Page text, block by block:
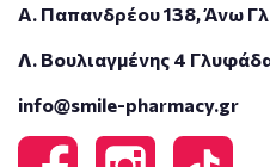
Α. Παπανδρέου 138, Άνω
Λ. Βουλιαγμένης 4
info@smile-pharmacy.gr